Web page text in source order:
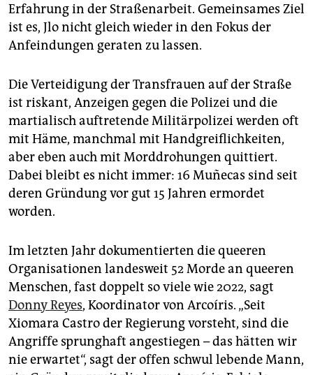
Erfahrung in der Straßenarbeit. Gemeinsames Ziel
ist es, Jlo nicht gleich wieder in den Fokus der
Anfeindungen geraten zu lassen.
Die Verteidigung der Transfrauen auf der Straße
ist riskant, Anzeigen gegen die Polizei und die
martialisch auftretende Militärpolizei werden oft
mit Häme, manchmal mit Handgreiflichkeiten,
aber eben auch mit Morddrohungen quittiert.
Dabei bleibt es nicht immer: 16 Muñecas sind seit
deren Gründung vor gut 15 Jahren ermordet
worden.
Im letzten Jahr dokumentierten die queeren
Organisationen landesweit 52 Morde an queeren
Menschen, fast doppelt so viele wie 2022, sagt
Donny Reyes, Koordinator von Arcoíris. „Seit
Xiomara Castro der Regierung vorsteht, sind die
Angriffe sprunghaft angestiegen – das hätten wir
nie erwartet“, sagt der offen schwul lebende Mann,